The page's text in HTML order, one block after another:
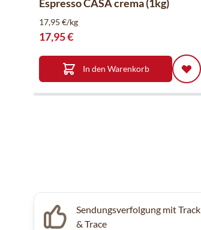
Espresso CASA crema (1kg)
17,95 €/kg
17,95 €
In den Warenkorb
Sendungsverfolgung mit Track
& Trace